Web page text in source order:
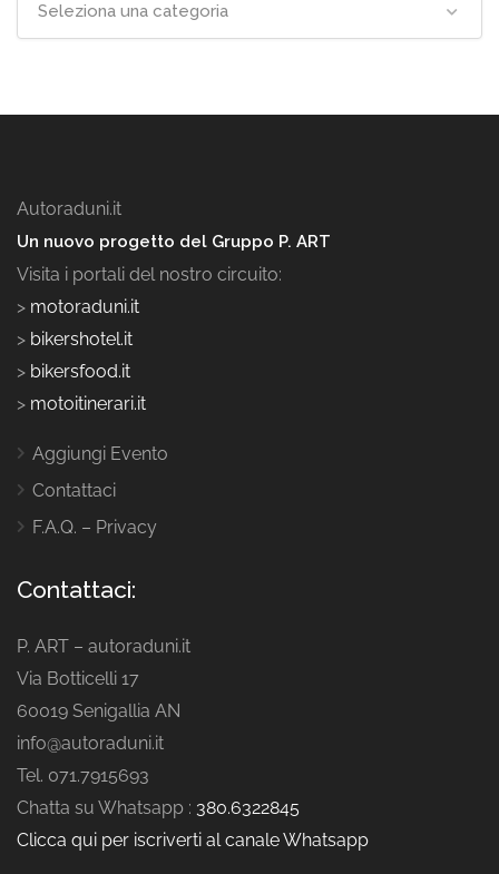
Seleziona una categoria
Autoraduni.it
Un nuovo progetto del Gruppo P. ART
Visita i portali del nostro circuito:
> motoraduni.it
> bikershotel.it
> bikersfood.it
> motoitinerari.it
Aggiungi Evento
Contattaci
F.A.Q. – Privacy
Contattaci:
P. ART – autoraduni.it
Via Botticelli 17
60019 Senigallia AN
info@autoraduni.it
Tel. 071.7915693
Chatta su Whatsapp : 380.6322845
Clicca qui per iscriverti al canale Whatsapp